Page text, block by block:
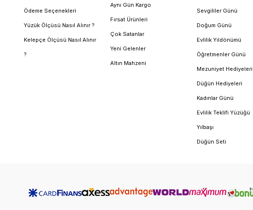
Ödeme Seçenekleri
Yüzük Ölçüsü Nasıl Alınır ?
Kelepçe Ölçüsü Nasıl Alınır
?
Aynı Gün Kargo
Fırsat Ürünleri
Çok Satanlar
Yeni Gelenler
Altın Mahzeni
Sevgililer Günü
Doğum Günü
Evlilik Yıldönümü
Öğretmenler Günü
Mezuniyet Hediyeleri
Düğün Hediyeleri
Kadınlar Günü
Evlilik Teklifi Yüzüğü
Yılbaşı
Düğün Seti